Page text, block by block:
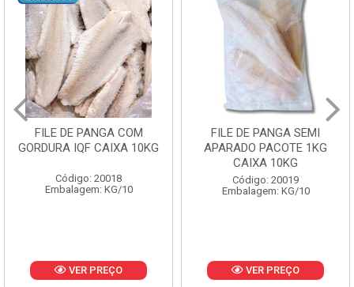
FILE DE PANGA SEMI
APARADO PACOTE 1KG
Código: 20019
Embalagem: KG/10
VER PREÇO
POLACA DESFIADA
PESCAMARES PCT5KG
CX10KG
Código: 20161
Embalagem: KG/10
VER PREÇO